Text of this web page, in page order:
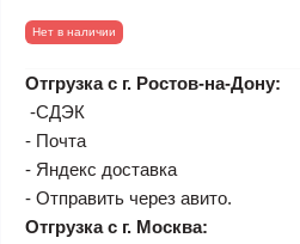
Нет в наличии
Отгрузка с г. Ростов-на-Дону:
-СДЭК
- Почта
- Яндекс доставка
- Отправить через авито.
Отгрузка с г. Москва: